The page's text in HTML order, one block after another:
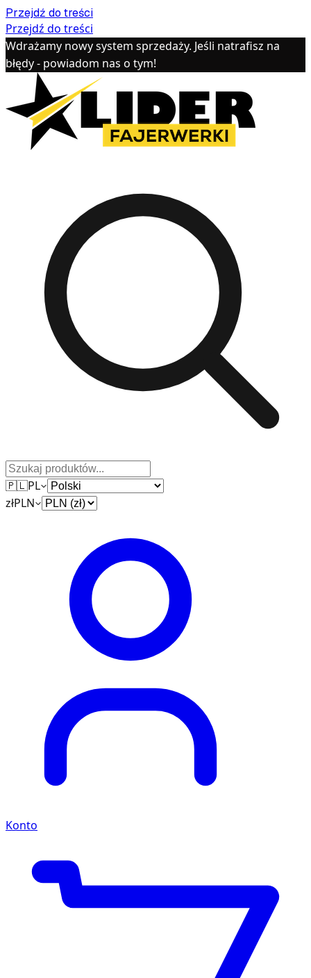
Przejdź do treści
Przejdź do treści
Wdrażamy nowy system sprzedaży. Jeśli natrafisz na
błędy - powiadom nas o tym!
🇵🇱PL
złPLN
Konto